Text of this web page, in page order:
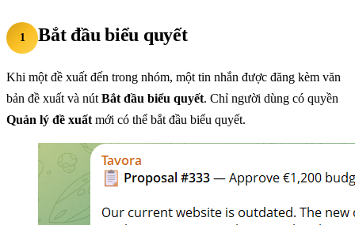
1 Bắt đầu biểu quyết
Khi một đề xuất đến trong nhóm, một tin nhắn được đăng kèm văn
bản đề xuất và nút Bắt đầu biểu quyết. Chỉ người dùng có quyền
Quản lý đề xuất mới có thể bắt đầu biểu quyết.